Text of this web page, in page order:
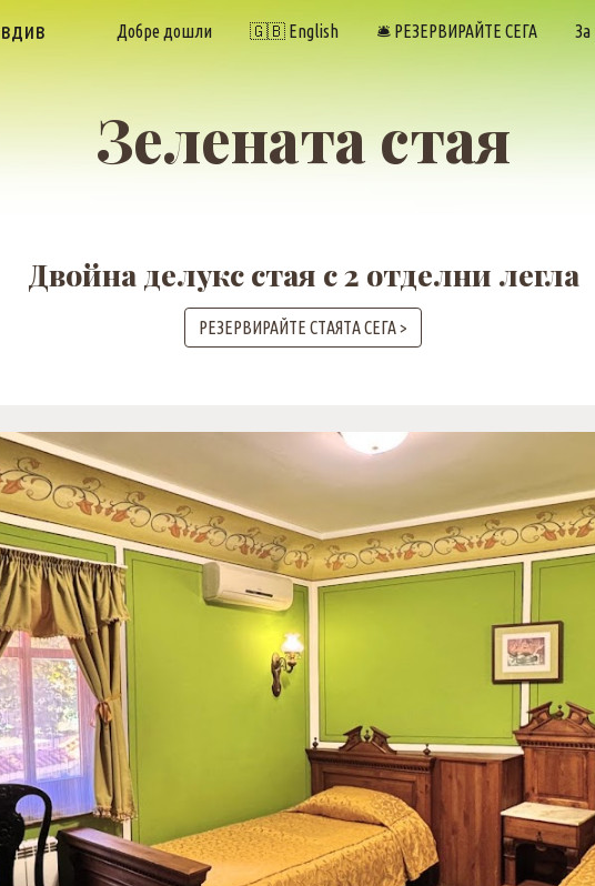
Skip to main content Skip to navigation
Добре дошли 🇬🇧 English 🛎️ РЕЗЕРВИРАЙТЕ СЕГА За
Зелената стая
Двойна делукс стая с 2 отделни легла
РЕЗЕРВИРАЙТЕ СТАЯТА СЕГА >